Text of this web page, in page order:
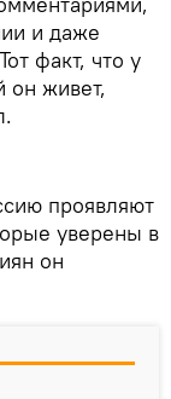
и даже
факт, что у
он живет,
проявляют
уверены в
он